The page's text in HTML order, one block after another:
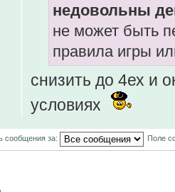
недовольны
не может быть
правила игры
снизить до 4ех и
условиях
сообщения за: Поле